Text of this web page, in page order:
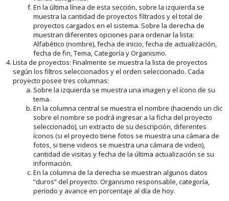
En la última línea de esta sección, sobre la izquierda se
muestra la cantidad de proyectos filtrados y el total de
proyectos cargados en el sistema. Sobre la derecha de
muestran diferentes opciones para ordenar la lista:
Alfabético (nombre), fecha de inicio, fecha de actualización,
fecha de fin, Tema, Categoría y Organismo.
Lista de proyectos: Finalmente se muestra la lista de proyectos
según los filtros seleccionados y el orden seleccionado. Cada
proyecto posee tres columnas:
Sobre la izquierda se muestra una imagen y el ícono de su
tema.
En la columna central se muestra el nombre (haciendo un clic
sobre el nombre se podrá ingresar a la ficha del proyecto
seleccionado), un extracto de su descripción, diferentes
íconos (si el proyecto tiene fotos se muestra una cámara de
fotos, si tiene videos se muestra una cámara de video),
cantidad de visitas y fecha de la última actualización se su
información.
En la columna de la derecha se muestran algunos datos
“duros” del proyecto: Organismo responsable, categoría,
período y avance en porcentaje al día de hoy.